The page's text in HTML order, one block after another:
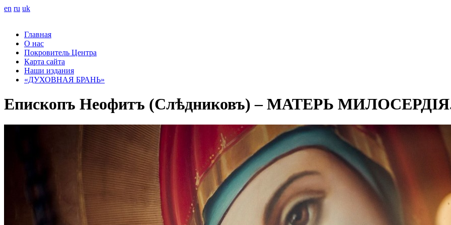
en ru uk
Главная
О нас
Покровитель Центра
Карта сайта
Наши издания
«ДУХОВНАЯ БРАНЬ»
Епископъ Неофитъ (Слѣдниковъ) – МАТЕРЬ